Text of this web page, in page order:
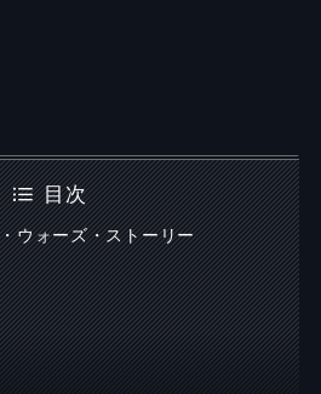
目次
ウォーズ・ストーリー